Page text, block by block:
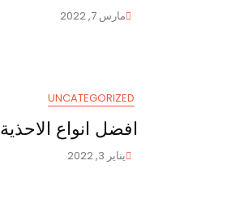
مارس 7, 2022
UNCATEGORIZED
افضل انواع الاحذية
يناير 3, 2022